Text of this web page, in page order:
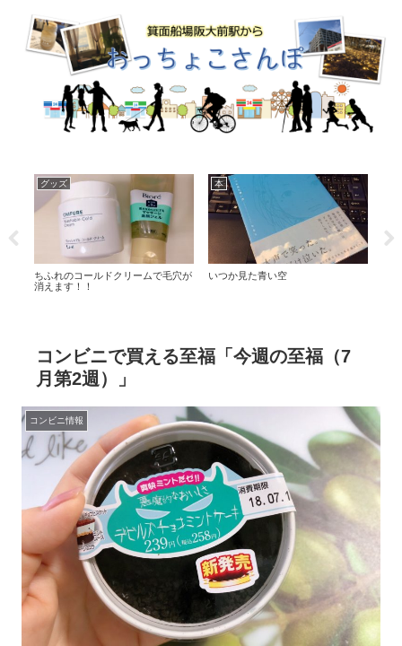
グッズ
ちふれのコールドクリームで毛穴が
消えます！！
本
いつか見た青い空
コンビニで買える至福「今週の至福（7
月第2週）」
コンビニ情報